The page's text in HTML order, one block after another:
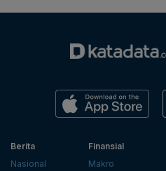
Berita
Nasional
Finansial
Makro